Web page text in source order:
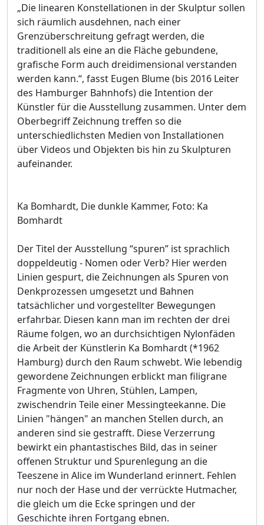
„Die linearen Konstellationen in der Skulptur sollen
sich räumlich ausdehnen, nach einer
Grenzüberschreitung gefragt werden, die
traditionell als eine an die Fläche gebundene,
grafische Form auch dreidimensional verstanden
werden kann.“, fasst Eugen Blume (bis 2016 Leiter
des Hamburger Bahnhofs) die Intention der
Künstler für die Ausstellung zusammen. Unter dem
Oberbegriff Zeichnung treffen so die
unterschiedlichsten Medien von Installationen
über Videos und Objekten bis hin zu Skulpturen
aufeinander.
Ka Bomhardt, Die dunkle Kammer, Foto: Ka
Bomhardt
Der Titel der Ausstellung “spuren” ist sprachlich
doppeldeutig - Nomen oder Verb? Hier werden
Linien gespurt, die Zeichnungen als Spuren von
Denkprozessen umgesetzt und Bahnen
tatsächlicher und vorgestellter Bewegungen
erfahrbar. Diesen kann man im rechten der drei
Räume folgen, wo an durchsichtigen Nylonfäden
die Arbeit der Künstlerin Ka Bomhardt (*1962
Hamburg) durch den Raum schwebt. Wie lebendig
gewordene Zeichnungen erblickt man filigrane
Fragmente von Uhren, Stühlen, Lampen,
zwischendrin Teile einer Messingteekanne. Die
Linien "hängen" an manchen Stellen durch, an
anderen sind sie gestrafft. Diese Verzerrung
bewirkt ein phantastisches Bild, das in seiner
offenen Struktur und Spurenlegung an die
Teeszene in Alice im Wunderland erinnert. Fehlen
nur noch der Hase und der verrückte Hutmacher,
die gleich um die Ecke springen und der
Geschichte ihren Fortgang ebnen.